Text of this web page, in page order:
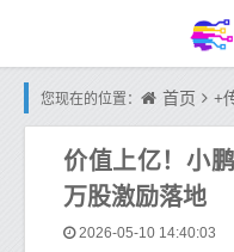
您现在的位置： 首页 +
价值上亿！小
万股激励落地
2026-05-10 14:40:03